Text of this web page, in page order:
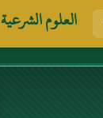
العلوم الشرعية